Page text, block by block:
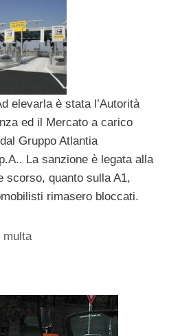
elevarla è stata l’Autorità
ed il Mercato a carico
Gruppo Atlantia
La sanzione è legata alla
scorso, quanto sulla A1,
rimasero bloccati.
multa